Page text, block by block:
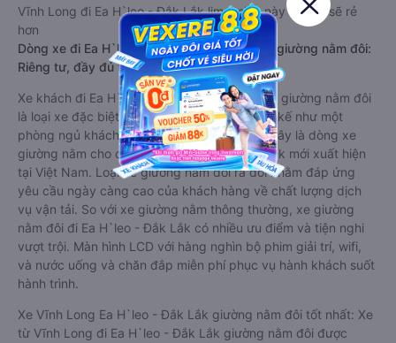
Vĩnh Long đi Ea H`leo - Đắk Lắk limousine này có thể sẽ rẻ
hơn
Dòng xe đi Ea H`leo - Đắk Lắk từ Vĩnh Long giường nằm đôi:
Riêng tư, đầy đủ tiện nghi
Xe khách đi Ea H`leo - Đắk Lắk từ Vĩnh Long giường nằm đôi
là loại xe đặc biệt. Với mỗi giường được thiết kế như một
phòng ngủ khách sạn sang trọng, hiện đại. Đây là dòng xe
giường nằm cho cặp đôi đi Ea H`leo - Đắk Lắk mới xuất hiện
tại Việt Nam. Loại xe giường nằm đôi ra đời nhằm đáp ứng
yêu cầu ngày càng cao của khách hàng về chất lượng dịch
vụ vận tải. So với xe giường nằm thông thường, xe giường
nằm đôi đi Ea H`leo - Đắk Lắk có nhiều ưu điểm và tiện nghi
vượt trội. Màn hình LCD với hàng nghìn bộ phim giải trí, wifi,
và nước uống và chăn đắp miễn phí phục vụ hành khách suốt
hành trình.
Xe Vĩnh Long Ea H`leo - Đắk Lắk giường nằm đôi tốt nhất: Xe
từ Vĩnh Long đi Ea H`leo - Đắk Lắk giường nằm đôi được